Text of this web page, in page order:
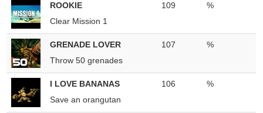
ROOKIE
Clear Mission 1
109 %
GRENADE LOVER
Throw 50 grenades
107 %
I LOVE BANANAS
Save an orangutan
106 %